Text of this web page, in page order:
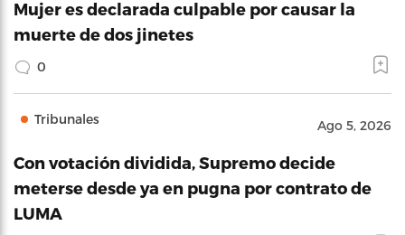
Mujer es declarada culpable por causar la
muerte de dos jinetes
0
Tribunales Ago 5, 2026
Con votación dividida, Supremo decide
meterse desde ya en pugna por contrato de
LUMA